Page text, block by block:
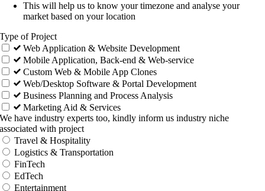
This will help us to know your timezone and analyse your
market based on your location
Type of Project
Web Application & Website Development
Mobile Application, Back-end & Web-service
Custom Web & Mobile App Clones
Web/Desktop Software & Portal Development
Business Planning and Process Analysis
Marketing Aid & Services
We have industry experts too, kindly inform us industry niche
associated with project
Travel & Hospitality
Logistics & Transportation
FinTech
EdTech
Entertainment